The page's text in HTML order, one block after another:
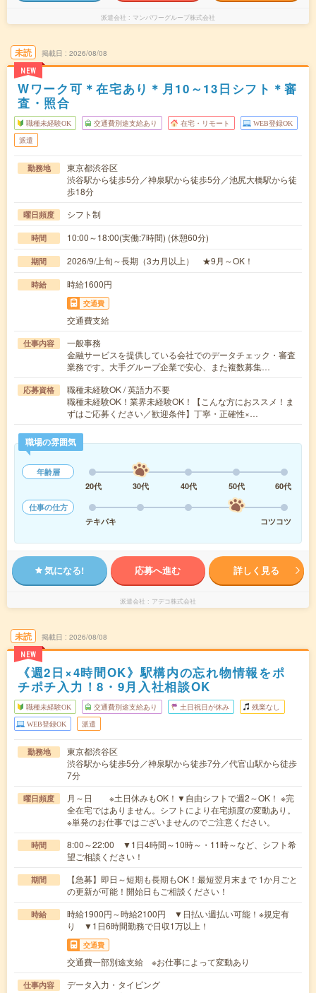
派遣会社 マンパワーグループ株式会社
未読
NEW
掲載日 2026/08/08
Wワーク可＊在宅あり＊月10～13日シフト＊審
査・照合
職種未経験OK 交通費別途支給あり 在宅・リモート WEB登録OK
派遣
勤務地
東京都渋谷区
渋谷駅から徒歩5分／神泉駅から徒歩5分／池尻大橋駅から徒
歩18分
曜日頻度 シフト制
時間 10:00～18:00(実働:7時間) (休憩60分)
期間 2026/9/上旬～長期（3カ月以上） ★9月～OK！
時給 時給1600円
交通費
交通費支給
仕事内容
一般事務
金融サービスを提供している会社でのデータチェック・審査
業務です。大手グループ企業で安心、また複数募集…
応募資格
職種未経験OK / 英語力不要
職種未経験OK！業界未経験OK！【こんな方におススメ！ま
ずはご応募ください／歓迎条件】丁寧・正確性×…
職場の雰囲気
年齢層
20代
30代 40代 50代
60代
仕事の仕方
テキパキ
コツコツ
気になる! 応募へ進む 詳しく見る
派遣会社 アデコ株式会社
未読
NEW
掲載日 2026/08/08
《週2日×4時間OK》駅構内の忘れ物情報をポ
チポチ入力！8・9月入社相談OK
職種未経験OK 交通費別途支給あり 土日祝日が休み 残業なし
WEB登録OK 派遣
勤務地
東京都渋谷区
渋谷駅から徒歩5分／神泉駅から徒歩7分／代官山駅から徒歩
7分
曜日頻度
月～日 ※土日休みもOK！▼自由シフトで週2～OK！ ※完
全在宅ではありません。シフトにより在宅頻度の変動あり。
※単発のお仕事ではございませんのでご注意ください。
時間
8:00～22:00 ▼1日4時間～10時～・11時～など、シフト希
望ご相談ください！
期間
【急募】即日～短期も長期もOK！最短翌月末まで 1か月ごと
の更新が可能！開始日もご相談ください！
時給
時給1900円～時給2100円 ▼日払い週払い可能！※規定有
り ▼1日6時間勤務で日収1万以上！
交通費
交通費一部別途支給 ※お仕事によって変動あり
仕事内容
データ入力・タイピング